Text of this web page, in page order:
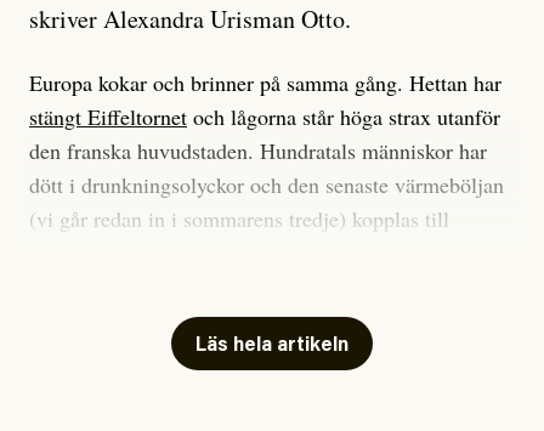
skriver Alexandra Urisman Otto.
Europa kokar och brinner på samma gång. Hettan har
stängt Eiffeltornet och lågorna står höga strax utanför
den franska huvudstaden. Hundratals människor har
dött i drunkningsolyckor och den senaste värmeböljan
(vi går redan in i sommarens tredje) kopplas till
Har du också panik i hettan? Känns det som en
mardröm? Bra, allt annat vore fullständigt orimligt.
Läs hela artikeln